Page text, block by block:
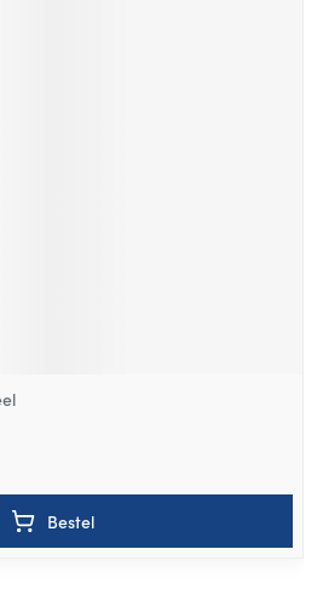
Bestel